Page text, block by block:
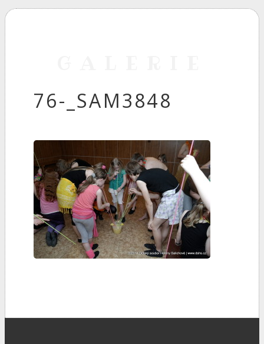
76-_SAM3848